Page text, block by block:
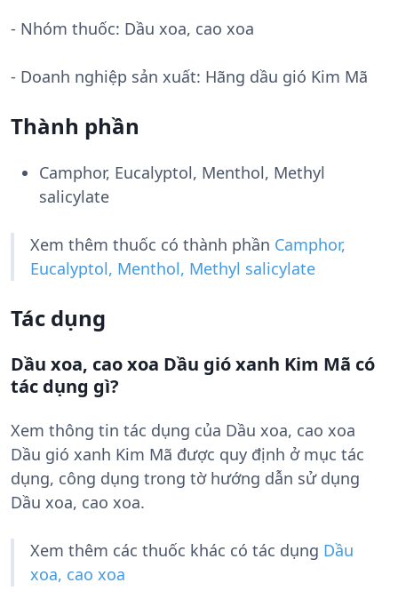
- Nhóm thuốc: Dầu xoa, cao xoa
- Doanh nghiệp sản xuất: Hãng dầu gió Kim Mã
Thành phần
Camphor, Eucalyptol, Menthol, Methyl
salicylate
Xem thêm thuốc có thành phần Camphor,
Eucalyptol, Menthol, Methyl salicylate
Tác dụng
Dầu xoa, cao xoa Dầu gió xanh Kim Mã có
tác dụng gì?
Xem thông tin tác dụng của Dầu xoa, cao xoa
Dầu gió xanh Kim Mã được quy định ở mục tác
dụng, công dụng trong tờ hướng dẫn sử dụng
Dầu xoa, cao xoa.
Xem thêm các thuốc khác có tác dụng Dầu
xoa, cao xoa